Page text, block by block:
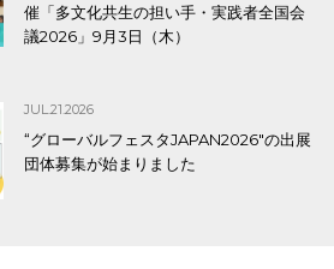
催「多文化共生の担い手・実践者全国会
議2026」9月3日（木）
JUL.21.2026
“グローバルフェスタJAPAN2026″の出展
団体募集が始まりました